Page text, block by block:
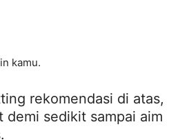
kamu.
rekomendasi di atas,
demi sedikit sampai aim